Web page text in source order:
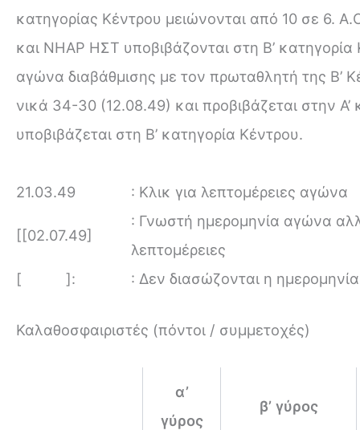
κατηγορίας Κέντρου μειώνονται από 10 σε 6.
και ΝΗΑΡ ΗΣΤ υποβιβάζονται στη Β’
αγώνα διαβάθμισης με τον πρωταθλητή της Β’
νικά 34-30 (12.08.49) και προβιβάζεται στην
υποβιβάζεται στη Β’ κατηγορία Κέντρου.
21.03.49 : Κλικ για λεπτομέρειες αγώνα
[[02.07.49]
: Γνωστή ημερομηνία αγώνα
λεπτομέρειες
[ ]:
: Δεν διασώζονται η
Καλαθοσφαιριστές (πόντοι / συμμετοχές)
α’
γύρος
β’ γύρος